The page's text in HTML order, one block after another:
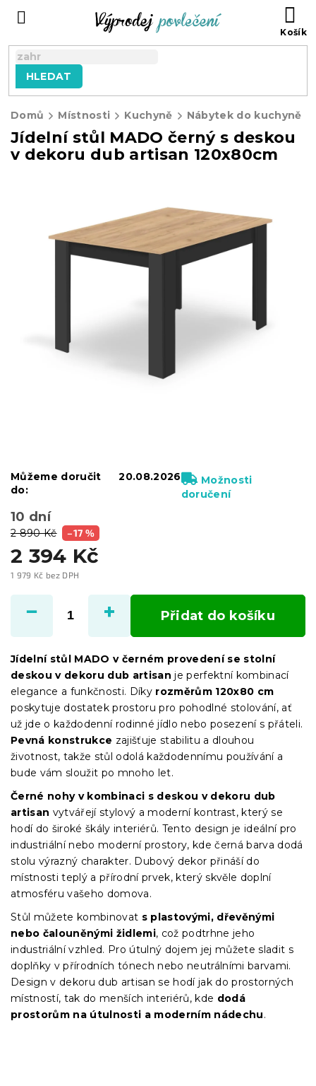
HLEDAT
Domů Místnosti Kuchyně Nábytek do kuchyně
Jídelní stůl MADO černý s deskou
v dekoru dub artisan 120x80cm
2 890 Kč –17 %
2 394 Kč
1 979 Kč bez DPH
cena:
10 dní
Můžeme doručit
do:
20.08.2026
Možnosti
doručení
Přidat do košíku
Jídelní stůl MADO v černém provedení se stolní
deskou v dekoru dub artisan je perfektní kombinací
elegance a funkčnosti. Díky rozměrům 120x80 cm
poskytuje dostatek prostoru pro pohodlné stolování, ať
už jde o každodenní rodinné jídlo nebo posezení s přáteli.
Pevná konstrukce zajišťuje stabilitu a dlouhou
životnost, takže stůl odolá každodennímu používání a
bude vám sloužit po mnoho let.
Černé nohy v kombinaci s deskou v dekoru dub
artisan vytvářejí stylový a moderní kontrast, který se
hodí do široké škály interiérů. Tento design je ideální pro
industriální nebo moderní prostory, kde černá barva dodá
stolu výrazný charakter. Dubový dekor přináší do
místnosti teplý a přírodní prvek, který skvěle doplní
atmosféru vašeho domova.
Stůl můžete kombinovat s plastovými, dřevěnými
nebo čalouněnými židlemi, což podtrhne jeho
industriální vzhled. Pro útulný dojem jej můžete sladit s
doplňky v přírodních tónech nebo neutrálními barvami.
Design v dekoru dub artisan se hodí jak do prostorných
místností, tak do menších interiérů, kde dodá
prostorům na útulnosti a moderním nádechu.